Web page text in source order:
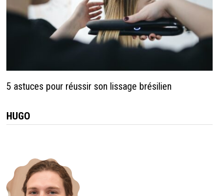
5 astuces pour réussir son lissage brésilien
HUGO